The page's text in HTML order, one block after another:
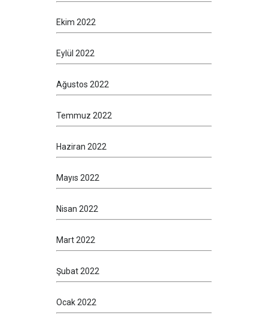
Ekim 2022
Eylül 2022
Ağustos 2022
Temmuz 2022
Haziran 2022
Mayıs 2022
Nisan 2022
Mart 2022
Şubat 2022
Ocak 2022